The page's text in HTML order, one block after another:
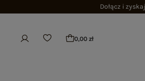
Dołącz i
0,00 zł